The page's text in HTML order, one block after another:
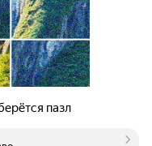
сайта